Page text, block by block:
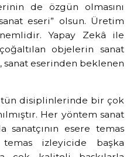
de özgün olmasını
eseri” olsun. Üretim
Yapay Zekâ ile
objelerin sanat
eserinden beklenen
disiplinlerinde bir çok
Her yöntem sanat
sanatçının esere temas
izleyicide başka